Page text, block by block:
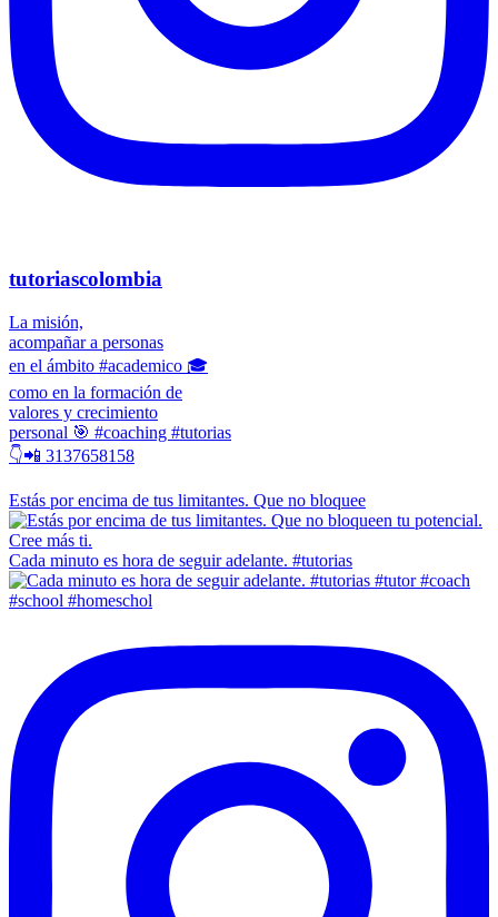
tutoriascolombia
La misión,
acompañar a personas
en el ámbito #academico 🎓
como en la formación de
valores y crecimiento
personal 🎯 #coaching #tutorias
👇📲 3137658158
Estás por encima de tus limitantes. Que no bloquee
Cada minuto es hora de seguir adelante. #tutorias